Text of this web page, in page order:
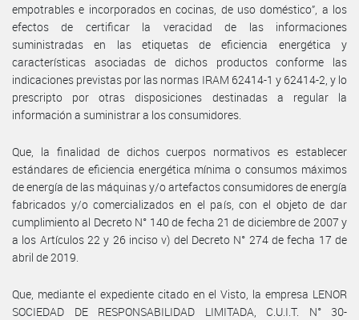
empotrables e incorporados en cocinas, de uso doméstico”, a los
efectos de certificar la veracidad de las informaciones
suministradas en las etiquetas de eficiencia energética y
características asociadas de dichos productos conforme las
indicaciones previstas por las normas IRAM 62414-1 y 62414-2, y lo
prescripto por otras disposiciones destinadas a regular la
información a suministrar a los consumidores.
Que, la finalidad de dichos cuerpos normativos es establecer
estándares de eficiencia energética mínima o consumos máximos
de energía de las máquinas y/o artefactos consumidores de energía
fabricados y/o comercializados en el país, con el objeto de dar
cumplimiento al Decreto N° 140 de fecha 21 de diciembre de 2007 y
a los Artículos 22 y 26 inciso v) del Decreto N° 274 de fecha 17 de
abril de 2019.
Que, mediante el expediente citado en el Visto, la empresa LENOR
SOCIEDAD DE RESPONSABILIDAD LIMITADA, C.U.I.T. N° 30-